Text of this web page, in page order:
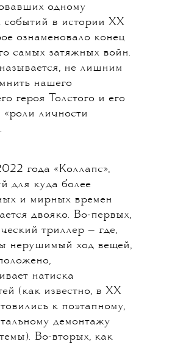
одному
событий в истории ХХ
ознаменовало конец
самых затяжных войн.
не лишним
нашего
героя Толстого и его
личности
года «Коллапс»,
для куда более
и мирных времен
двояко. Во-первых,
триллер — где,
нерушимый ход вещей,
натиска
(как известно, в ХХ
к поэтапному,
демонтажу
Во-вторых, как